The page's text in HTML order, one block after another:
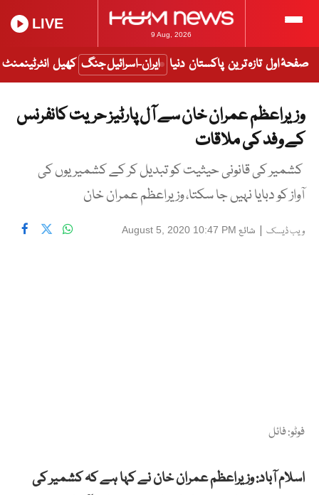
9 Aug, 2026
LIVE
صفحۂ اول تازہ ترین پاکستان دنیا ایران-اسرائیل جنگ کھیل انٹرٹینمنٹ
وزیراعظم عمران خان سے آل پارٹیز حریت کانفرنس
کے وفد کی ملاقات
کشمیر کی قانونی حیثیت کو تبدیل کر کے کشمیریوں کی
آواز کو دبایا نہیں جا سکتا، وزیراعظم عمران خان
ویب ڈیسک | شائع August 5, 2020 10:47 PM
فوٹو: فائل
اسلام آباد: وزیراعظم عمران خان نے کہا ہے کہ کشمیر کی